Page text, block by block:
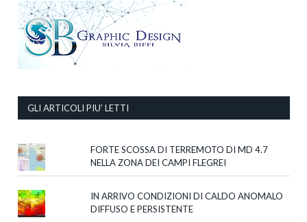
GLI ARTICOLI PIU’ LETTI
FORTE SCOSSA DI TERREMOTO DI MD 4.7
NELLA ZONA DEI CAMPI FLEGREI
IN ARRIVO CONDIZIONI DI CALDO ANOMALO
DIFFUSO E PERSISTENTE